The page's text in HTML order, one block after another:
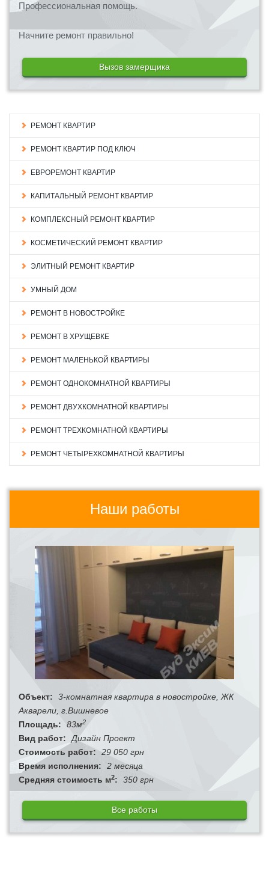
Профессиональная помощь.
Начните ремонт правильно!
Вызов замерщика
РЕМОНТ КВАРТИР
РЕМОНТ КВАРТИР ПОД КЛЮЧ
ЕВРОРЕМОНТ КВАРТИР
КАПИТАЛЬНЫЙ РЕМОНТ КВАРТИР
КОМПЛЕКСНЫЙ РЕМОНТ КВАРТИР
КОСМЕТИЧЕСКИЙ РЕМОНТ КВАРТИР
ЭЛИТНЫЙ РЕМОНТ КВАРТИР
УМНЫЙ ДОМ
РЕМОНТ В НОВОСТРОЙКЕ
РЕМОНТ В ХРУЩЕВКЕ
РЕМОНТ МАЛЕНЬКОЙ КВАРТИРЫ
РЕМОНТ ОДНОКОМНАТНОЙ КВАРТИРЫ
РЕМОНТ ДВУХКОМНАТНОЙ КВАРТИРЫ
РЕМОНТ ТРЕХКОМНАТНОЙ КВАРТИРЫ
РЕМОНТ ЧЕТЫРЕХКОМНАТНОЙ КВАРТИРЫ
Наши работы
Объект:
3-комнатная квартира в новостройке, ЖК
Акварели, г.Вишневое
Площадь:
83м2
Вид работ:
Дизайн Проект
Стоимость работ: 29 050 грн
Время исполнения:
2 месяца
Средняя стоимость м2: 350 грн
Все работы